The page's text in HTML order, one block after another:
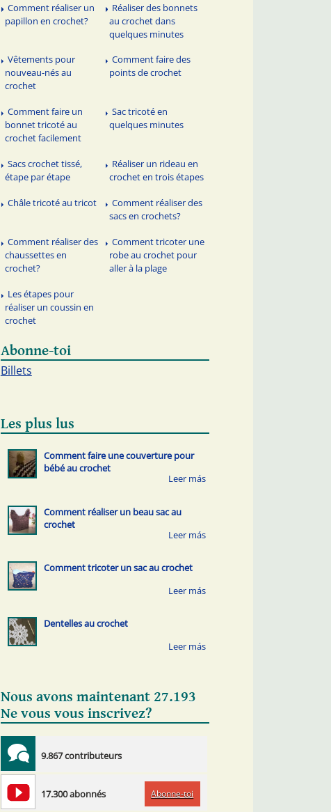
Comment réaliser un
papillon en crochet?
Réaliser des bonnets
au crochet dans
quelques minutes
Vêtements pour
nouveau-nés au
crochet
Comment faire des
points de crochet
Comment faire un
bonnet tricoté au
crochet facilement
Sac tricoté en
quelques minutes
Sacs crochet tissé,
étape par étape
Réaliser un rideau en
crochet en trois étapes
Châle tricoté au tricot
Comment réaliser des
sacs en crochets?
Comment réaliser des
chaussettes en
crochet?
Comment tricoter une
robe au crochet pour
aller à la plage
Les étapes pour
réaliser un coussin en
crochet
Abonne-toi
Billets
Les plus lus
Comment faire une couverture pour
bébé au crochet
Comment réaliser un beau sac au
crochet
Comment tricoter un sac au crochet
Dentelles au crochet
Nous avons maintenant 27.193
Ne vous vous inscrivez?
9.867 contributeurs
17.300 abonnés Abonne-toi